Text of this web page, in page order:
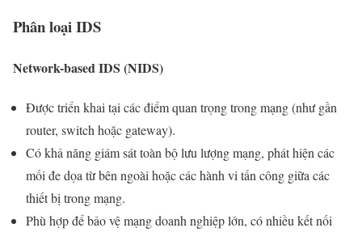
Phân loại IDS
Network-based IDS (NIDS)
Được triển khai tại các điểm quan trọng trong mạng (như gần
router, switch hoặc gateway).
Có khả năng giám sát toàn bộ lưu lượng mạng, phát hiện các
mối đe dọa từ bên ngoài hoặc các hành vi tấn công giữa các
thiết bị trong mạng.
Phù hợp để bảo vệ mạng doanh nghiệp lớn, có nhiều kết nối